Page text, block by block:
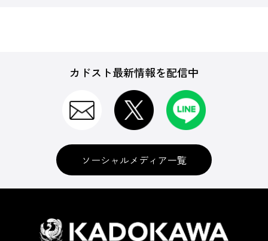
カドスト最新情報を配信中
ソーシャルメディア一覧